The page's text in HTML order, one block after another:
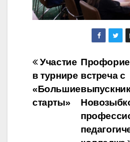
Навигация
по
записям
встреча с
Участие
в турнире
«Большие
старты»